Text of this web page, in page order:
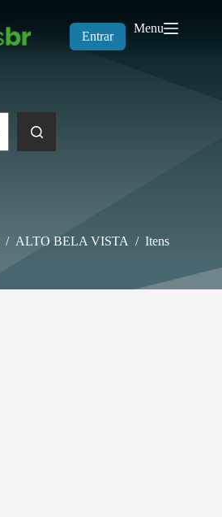
Entrar
Menu
/ ALTO BELA VISTA / Itens